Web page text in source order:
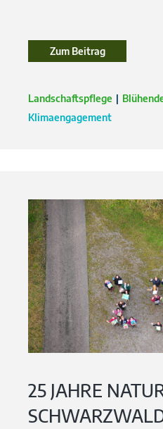
Zum BeitragZum Beitrag
Landschaftspflege
Klimaengagement
25 JAHRE